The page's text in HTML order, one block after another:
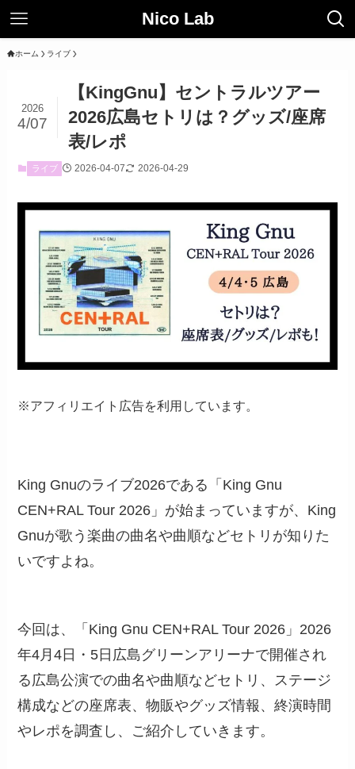
Nico Lab
ホーム ライブ
【KingGnu】セントラルツアー
2026広島セトリは？グッズ/座席
表/レポ
2026
4/07
ライブ 2026-04-07 2026-04-29
※アフィリエイト広告を利用しています。
King Gnuのライブ2026である「King Gnu
CEN+RAL Tour 2026」が始まっていますが、King
Gnuが歌う楽曲の曲名や曲順などセトリが知りた
いですよね。
今回は、「King Gnu CEN+RAL Tour 2026」2026
年4月4日・5日広島グリーンアリーナで開催され
る広島公演での曲名や曲順などセトリ、ステージ
構成などの座席表、物販やグッズ情報、終演時間
やレポを調査し、ご紹介していきます。